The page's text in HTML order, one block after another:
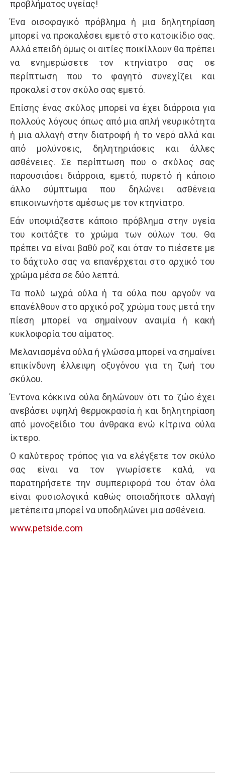
προβλήματος υγείας!
Ένα οισοφαγικό πρόβλημα ή μια δηλητηρίαση
μπορεί να προκαλέσει εμετό στο κατοικίδιο σας.
Αλλά επειδή όμως οι αιτίες ποικίλλουν θα πρέπει
να ενημερώσετε τον κτηνίατρο σας σε
περίπτωση που το φαγητό συνεχίζει και
προκαλεί στον σκύλο σας εμετό.
Επίσης ένας σκύλος μπορεί να έχει διάρροια για
πολλούς λόγους όπως από μια απλή νευρικότητα
ή μια αλλαγή στην διατροφή ή το νερό αλλά και
από μολύνσεις, δηλητηριάσεις και άλλες
ασθένειες. Σε περίπτωση που ο σκύλος σας
παρουσιάσει διάρροια, εμετό, πυρετό ή κάποιο
άλλο σύμπτωμα που δηλώνει ασθένεια
επικοινωνήστε αμέσως με τον κτηνίατρο.
Εάν υποψιάζεστε κάποιο πρόβλημα στην υγεία
του κοιτάξτε το χρώμα των ούλων του. Θα
πρέπει να είναι βαθύ ροζ και όταν το πιέσετε με
το δάχτυλο σας να επανέρχεται στο αρχικό του
χρώμα μέσα σε δύο λεπτά.
Τα πολύ ωχρά ούλα ή τα ούλα που αργούν να
επανέλθουν στο αρχικό ροζ χρώμα τους μετά την
πίεση μπορεί να σημαίνουν αναιμία ή κακή
κυκλοφορία του αίματος.
Μελανιασμένα ούλα ή γλώσσα μπορεί να σημαίνει
επικίνδυνη έλλειψη οξυγόνου για τη ζωή του
σκύλου.
Έντονα κόκκινα ούλα δηλώνουν ότι το ζώο έχει
ανεβάσει υψηλή θερμοκρασία ή και δηλητηρίαση
από μονοξείδιο του άνθρακα ενώ κίτρινα ούλα
ίκτερο.
Ο καλύτερος τρόπος για να ελέγξετε τον σκύλο
σας είναι να τον γνωρίσετε καλά, να
παρατηρήσετε την συμπεριφορά του όταν όλα
είναι φυσιολογικά καθώς οποιαδήποτε αλλαγή
μετέπειτα μπορεί να υποδηλώνει μια ασθένεια.
www.petside.com